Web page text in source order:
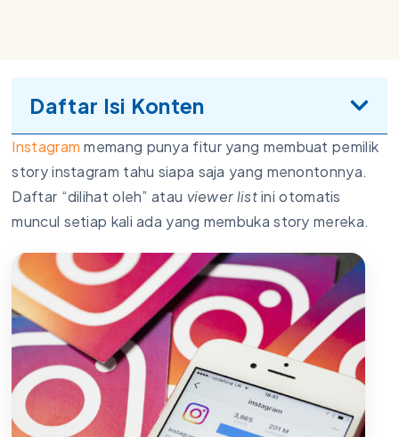
Daftar Isi Konten
Instagrammemang punya fitur yang membuat pemilik
story instagram tahu siapa saja yang menontonnya.
Daftar “dilihat oleh” atau viewer listini otomatis
muncul setiap kali ada yang membuka story mereka.